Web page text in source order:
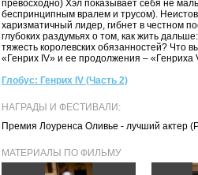
превосходно) Хэл показывает себя не
беспринципным вралем и трусом).
харизматичный лидер, гибнет в честном
глубоких раздумьях о том, как жить
тяжесть королевских обязанностей? Что
«Генрих IV» и ее продолжения – «Генриха
Глобус: Генрих IV (Часть 2)
НАГРАДЫ И ФЕСТИВАЛИ:
Премия Лоуренса Оливье - лучший актер
МАТЕРИАЛЫ ПО ФИЛЬМУ